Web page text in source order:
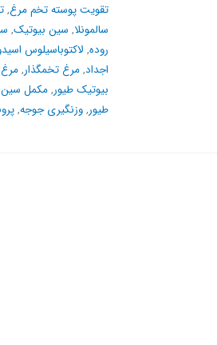
تقویت پوسته تخم مرغ,
سالمونلا, سین بیوتیک,
روده, لاکتوباسیلوس
اجداد,مرغ تخمگذار,مرغ
بیوتیک طیور,مکمل سین
طیور,وزنگیری جوجه,